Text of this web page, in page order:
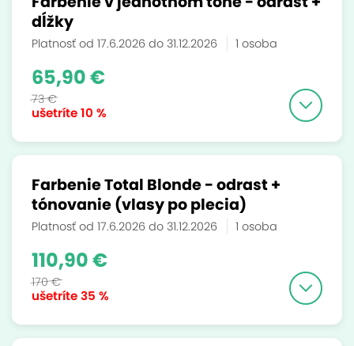
dĺžky
Platnosť od 17.6.2026 do 31.12.2026 1 osoba
ušetríte10 %
65,90 €
73 €
Farbenie Total Blonde - odrast +
tónovanie (vlasy po plecia)
Platnosť od 17.6.2026 do 31.12.2026 1 osoba
ušetríte35 %
110,90 €
170 €